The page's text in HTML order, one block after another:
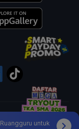
Indonesiauntuk